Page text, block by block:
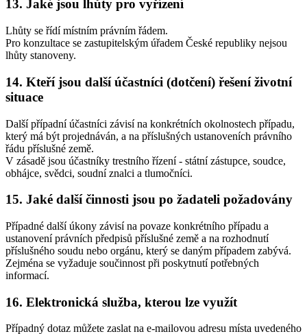
13. Jaké jsou lhůty pro vyřízení
Lhůty se řídí místním právním řádem.
Pro konzultace se zastupitelským úřadem České republiky nejsou
lhůty stanoveny.
14. Kteří jsou další účastníci (dotčení) řešení životní
situace
Další případní účastníci závisí na konkrétních okolnostech případu,
který má být projednáván, a na příslušných ustanoveních právního
řádu příslušné země.
V zásadě jsou účastníky trestního řízení - státní zástupce, soudce,
obhájce, svědci, soudní znalci a tlumočníci.
15. Jaké další činnosti jsou po žadateli požadovány
Případné další úkony závisí na povaze konkrétního případu a
ustanovení právních předpisů příslušné země a na rozhodnutí
příslušného soudu nebo orgánu, který se daným případem zabývá.
Zejména se vyžaduje součinnost při poskytnutí potřebných
informací.
16. Elektronická služba, kterou lze využít
Případný dotaz můžete zaslat na e-mailovou adresu místa uvedeného